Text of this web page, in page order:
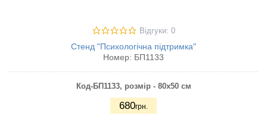
Відгуки: 0
Стенд "Психологічна підтримка"
Номер: БП1133
Код-БП1133, розмір - 80х50 см
680грн.